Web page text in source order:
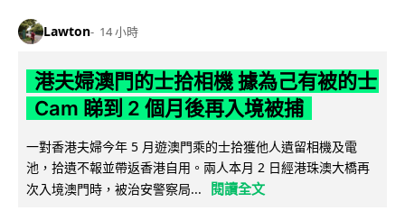
Lawton 14 小時
港夫婦澳門的士拾相機 據為己有被的士
Cam 睇到 2 個月後再入境被捕
一對香港夫婦今年 5 月遊澳門乘的士拾獲他人遺留相機及電
池，拾遺不報並帶返香港自用。兩人本月 2 日經港珠澳大橋再
次入境澳門時，被治安警察局...
閱讀全文